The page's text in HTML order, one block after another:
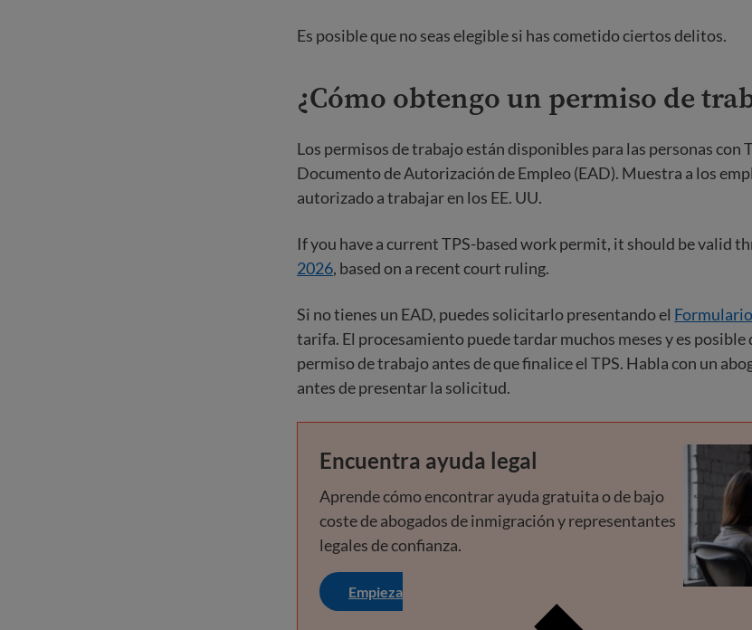
Es posible que no seas elegible si has cometido ciertos delitos.
¿Cómo obtengo un permiso de
Los permisos de trabajo están disponibles para las personas con
Documento de Autorización de Empleo (EAD). Muestra a los
autorizado a trabajar en los EE. UU.
If you have a current TPS-based work permit, it should be valid
2026, based on a recent court ruling.
Si no tienes un EAD, puedes solicitarlo presentando el
tarifa. El procesamiento puede tardar muchos meses y es posible
permiso de trabajo antes de que finalice el TPS. Habla con un
antes de presentar la solicitud.
Encuentra ayuda legal
Aprende cómo encontrar ayuda gratuita o de bajo
coste de abogados de inmigración y representantes
legales de confianza.
Empieza